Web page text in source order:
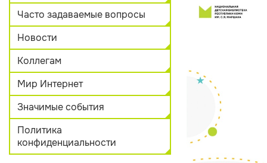
Часто задаваемые вопросы
Новости
Коллегам
Мир Интернет
Значимые события
Политика
конфиденциальности